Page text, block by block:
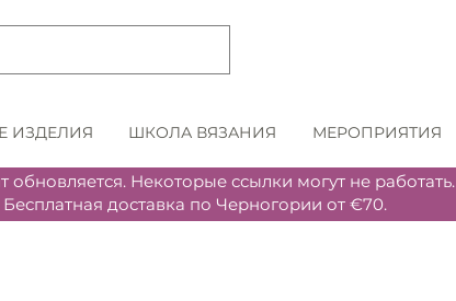
ИЗДЕЛИЯ ШКОЛА ВЯЗАНИЯ МЕРОПРИЯТИЯ
Некоторые ссылки могут не работать.
доставка по Черногории от €70.